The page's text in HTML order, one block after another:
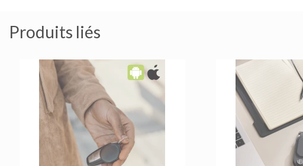
Produits liés